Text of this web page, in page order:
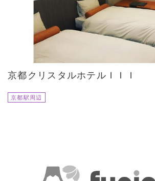
京都クリスタルホテルＩＩＩ
京都駅周辺